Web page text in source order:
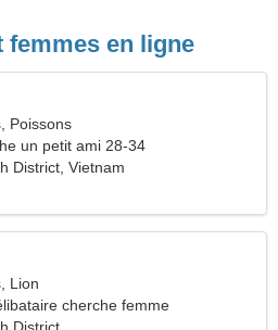
femmes en ligne
Poissons
un petit ami 28-34
District, Vietnam
Lion
cherche femme